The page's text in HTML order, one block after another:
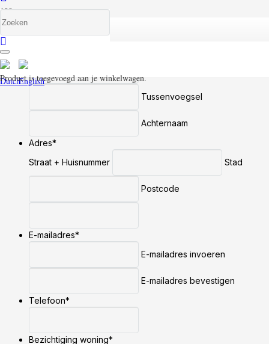
Productis toegevoegd aan je winkelwagen.
Tussenvoegsel
Achternaam
Adres*
Straat + Huisnummer
Stad
Postcode
E-mailadres*
E-mailadres invoeren
E-mailadres bevestigen
Telefoon*
Bezichtiging woning*